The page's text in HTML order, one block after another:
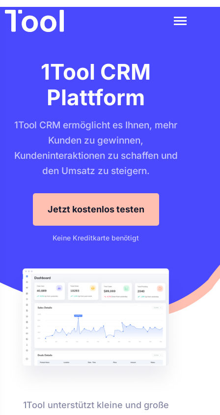
1Tool CRM
Plattform
1Tool CRM ermöglicht es Ihnen, mehr
Kunden zu gewinnen,
Kundeninteraktionen zu schaffen und
den Umsatz zu steigern.
Jetzt kostenlos testen
Keine Kreditkarte benötigt
1Tool unterstützt kleine und große